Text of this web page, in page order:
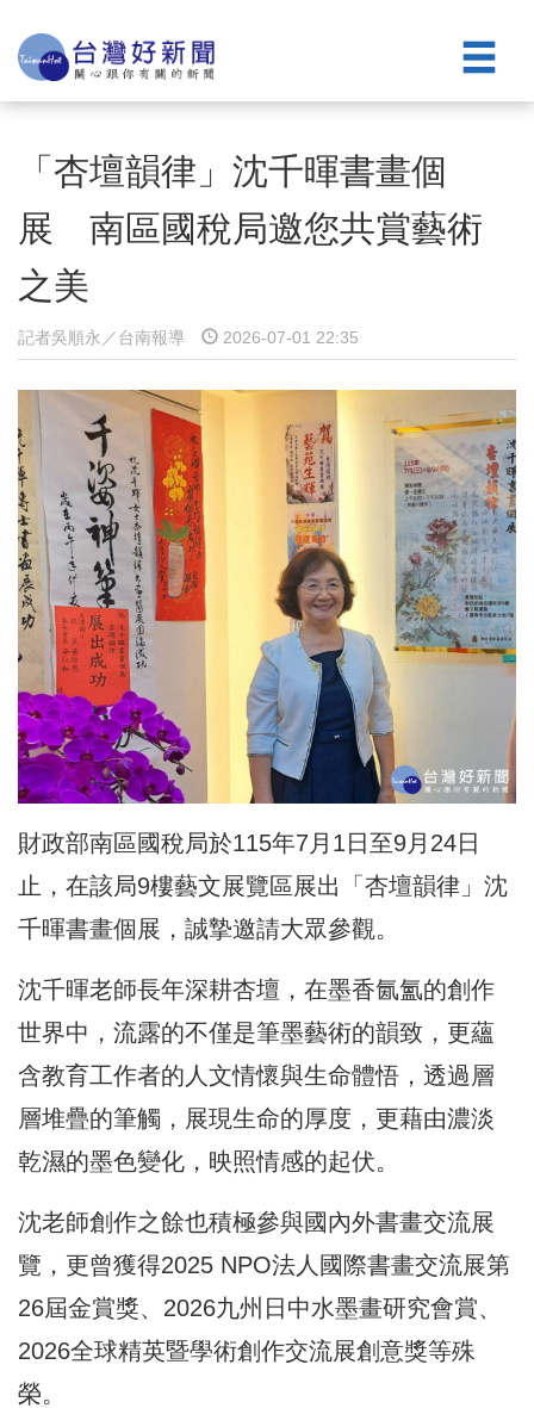
「杏壇韻律」沈千暉書畫個
展 南區國稅局邀您共賞藝術
之美
記者吳順永／台南報導 2026-07-01 22:35
財政部南區國稅局於115年7月1日至9月24日
止，在該局9樓藝文展覽區展出「杏壇韻律」沈
千暉書畫個展，誠摯邀請大眾參觀。
沈千暉老師長年深耕杏壇，在墨香氤氳的創作
世界中，流露的不僅是筆墨藝術的韻致，更蘊
含教育工作者的人文情懷與生命體悟，透過層
層堆疊的筆觸，展現生命的厚度，更藉由濃淡
乾濕的墨色變化，映照情感的起伏。
沈老師創作之餘也積極參與國內外書畫交流展
覽，更曾獲得2025 NPO法人國際書畫交流展第
26屆金賞獎、2026九州日中水墨畫研究會賞、
2026全球精英暨學術創作交流展創意獎等殊
榮。